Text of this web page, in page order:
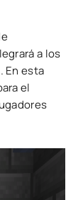
a los
En esta
el